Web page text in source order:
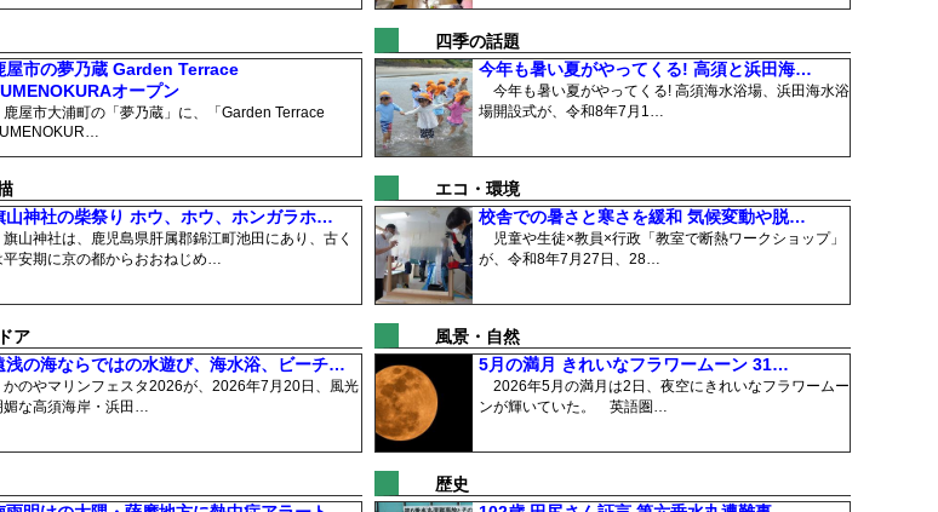
屋市の夢乃蔵 Garden Terrace
オープン
屋市大浦町の「夢乃蔵」に、「Garden Terrace
四季の話題
今年も暑い夏がやってくる! 高須と浜田海…
今年も暑い夏がやってくる! 高須海水浴場、浜田海水浴
場開設式が、令和8年7月1…
山神社の柴祭り ホウ、ホウ、ホンガラホ…
山神社は、鹿児島県肝属郡錦江町池田にあり、古く
平安期に京の都からおおねじめ…
エコ・環境
校舎での暑さと寒さを緩和 気候変動や脱…
児童や生徒×教員×行政「教室で断熱ワークショップ」
が、令和8年7月27日、28…
ア
浅の海ならではの水遊び、海水浴、ビーチ…
のやマリンフェスタ2026が、2026年7月20日、風光
媚な高須海岸・浜田…
風景・自然
5月の満月 きれいなフラワームーン 31…
2026年5月の満月は2日、夜空にきれいなフラワームー
ンが輝いていた。 英語圏…
歴史